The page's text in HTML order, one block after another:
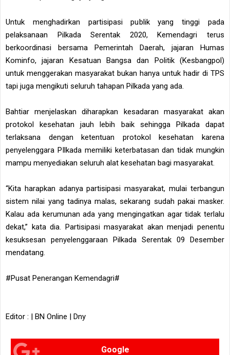
Untuk menghadirkan partisipasi publik yang tinggi pada
pelaksanaan Pilkada Serentak 2020, Kemendagri terus
berkoordinasi bersama Pemerintah Daerah, jajaran Humas
Kominfo, jajaran Kesatuan Bangsa dan Politik (Kesbangpol)
untuk menggerakan masyarakat bukan hanya untuk hadir di TPS
tapi juga mengikuti seluruh tahapan Pilkada yang ada.
Bahtiar menjelaskan diharapkan kesadaran masyarakat akan
protokol kesehatan jauh lebih baik sehingga Pilkada dapat
terlaksana dengan ketentuan protokol kesehatan karena
penyelenggara PIlkada memiliki keterbatasan dan tidak mungkin
mampu menyediakan seluruh alat kesehatan bagi masyarakat.
“Kita harapkan adanya partisipasi masyarakat, mulai terbangun
sistem nilai yang tadinya malas, sekarang sudah pakai masker.
Kalau ada kerumunan ada yang mengingatkan agar tidak terlalu
dekat,” kata dia. Partisipasi masyarakat akan menjadi penentu
kesuksesan penyelenggaraan Pilkada Serentak 09 Desember
mendatang.
#Pusat Penerangan Kemendagri#
Editor : | BN Online | Dny
Google